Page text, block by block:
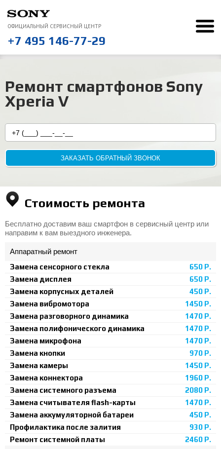
ОФИЦИАЛЬНЫЙ СЕРВИСНЫЙ ЦЕНТР
+7 495 146-77-29
“ ВСЕ ОТЗЫВЫ
Ремонт cмартфонов Sony
Xperia V
ЗАКАЗАТЬ ОБРАТНЫЙ ЗВОНОК
Стоимость ремонта
Бесплатно доставим ваш смартфон в сервисный центр или
направим к вам выездного инженера.
Аппаратный ремонт
Замена сенсорного стекла
650 Р.
Замена дисплея
650 Р.
Замена корпусных деталей
450 Р.
Замена вибромотора
1450 Р.
Замена разговорного динамика
1470 Р.
Замена полифонического динамика
1470 Р.
Замена микрофона
1470 Р.
Замена кнопки
970 Р.
Замена камеры
1450 Р.
Замена коннектора
1960 Р.
Замена системного разъема
2080 Р.
Замена считывателя flash-карты
1470 Р.
Замена аккумуляторной батареи
450 Р.
Профилактика после залития
930 Р.
Ремонт системной платы
2460 Р.